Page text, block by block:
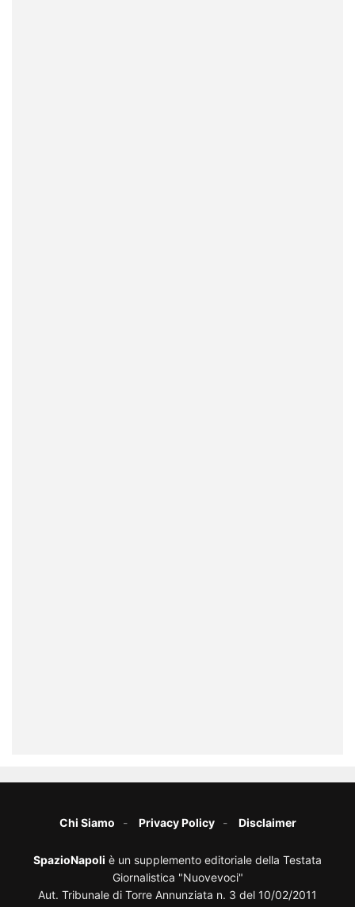
Chi Siamo Privacy Policy Disclaimer
SpazioNapoli è un supplemento editoriale della Testata
Giornalistica "Nuovevoci"
Aut. Tribunale di Torre Annunziata n. 3 del 10/02/2011